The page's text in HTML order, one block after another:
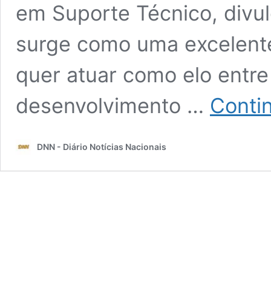
em Suporte Técnico,
surge como uma
quer atuar como elo
desenvolvimento …
DNN - Diário Notícias Nacionais